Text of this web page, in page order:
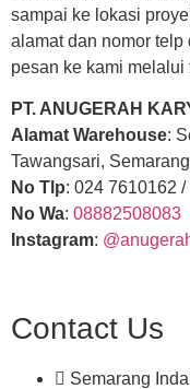
sampai ke lokasi
alamat dan nomor
pesan ke kami melalui
PT. ANUGERAH
Alamat Warehouse:
Tawangsari,
No Tlp: 024 7610162
No Wa: 08882508083
Instagram:
Contact Us
Semarang